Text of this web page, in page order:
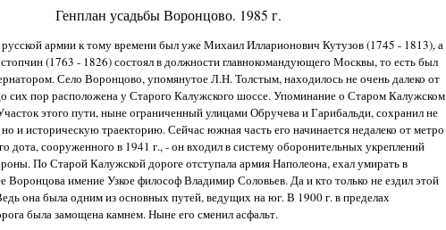
Генплан усадьбы Воронцово. 1985 г.
армии к тому времени был уже Михаил Илларионович Кутузов (1745 - 1813), а
(1763 - 1826) состоял в должности главнокомандующего Москвы, то есть был
Село Воронцово, упомянутое Л.Н. Толстым, находилось не очень далеко от
сих пор расположена у Старого Калужского шоссе. Упоминание о Старом Калужском
этого пути, ныне ограниченный улицами Обручева и Гарибальди, сохранил не
но и историческую траекторию. Сейчас южная часть его начинается недалеко от метро
дота, сооруженного в 1941 г., - он входил в систему оборонительных укреплений
По Старой Калужской дороге отступала армия Наполеона, ехал умирать в
имение Узкое философ Владимир Соловьев. Да и кто только не ездил этой
она была одним из основных путей, ведущих на юг. В 1900 г. в пределах
была замощена камнем. Ныне его сменил асфальт.